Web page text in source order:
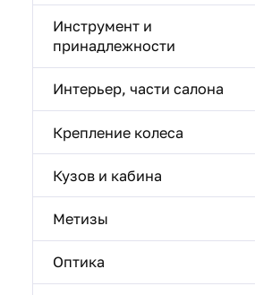
Инструмент и
принадлежности
Интерьер, части салона
Крепление колеса
Кузов и кабина
Метизы
Оптика